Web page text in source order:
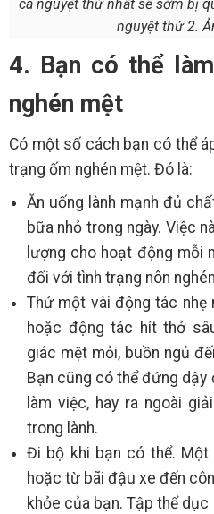
cá nguyệt thứ nhất sẽ sớm bị
nguyệt thứ 2.
4. Bạn có thể
nghén mệt
Có một số cách bạn có thể
trạng ốm nghén mệt. Đó là:
Ăn uống lành mạnh đủ
bữa nhỏ trong ngày. Việc
lượng cho hoạt động mỗi
đối với tình trạng nôn
Thử một vài động tác nhẹ
hoặc động tác hít thở
giác mệt mỏi, buồn ngủ
Bạn cũng có thể đứng dậy
làm việc, hay ra ngoài
trong lành.
Đi bộ khi bạn có thể. Một
hoặc từ bãi đậu xe đến
khỏe của bạn. Tập thể